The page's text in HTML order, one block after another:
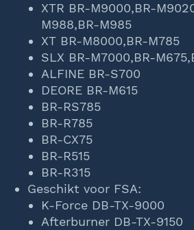
XTR BR-M9000,BR-
M988,BR-M985
XT BR-M8000,BR-M785
SLX BR-M7000,BR-
ALFINE BR-S700
DEORE BR-M615
BR-RS785
BR-R785
BR-CX75
BR-R515
BR-R315
Geschikt voor FSA:
K-Force DB-TX-9000
Afterburner DB-TX-9150